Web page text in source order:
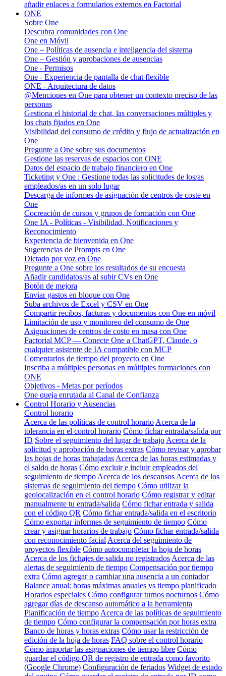
añadir enlaces a formularios externos en Factorial
ONE
Sobre One
Descubra comunidades con One
One en Móvil
One – Políticas de ausencia e inteligencia del sistema
One – Gestión y aprobaciones de ausencias
One - Permisos
One - Experiencia de pantalla de chat flexible
ONE - Arquitectura de datos
@Menciones en One para obtener un contexto preciso de las
personas
Gestiona el historial de chat, las conversaciones múltiples y
los chats fijados en One
Visibilidad del consumo de crédito y flujo de actualización en
One
Pregunte a One sobre sus documentos
Gestione las reservas de espacios con ONE
Datos del espacio de trabajo financiero en One
Ticketing y One : Gestione todas las solicitudes de los/as
empleados/as en un solo lugar
Descarga de informes de asignación de centros de coste en
One
Cocreación de cursos y grupos de formación con One
One IA - Políticas - Visibilidad, Notificaciones y
Reconocimiento
Experiencia de bienvenida en One
Sugerencias de Prompts en One
Dictado por voz en One
Pregunte a One sobre los resultados de su encuesta
Añadir candidatos/as al subir CVs en One
Botón de mejora
Enviar gastos en bloque con One
Suba archivos de Excel y CSV en One
Compartir recibos, facturas y documentos con One en móvil
Limitación de uso y monitoreo del consumo de One
Asignaciones de centros de costo en masa con One
Factorial MCP — Conecte One a ChatGPT, Claude, o
cualquier asistente de IA compatible con MCP
Comentarios de tiempo del proyecto en One
Inscriba a múltiples personas en múltiples formaciones con
ONE
Objetivos - Metas por períodos
One queja enrutada al Canal de Confianza
Control Horario y Ausencias
Control horario
Acerca de las políticas de control horario Acerca de la
tolerancia en el control horario Cómo fichar entrada/salida por
ID Sobre el seguimiento del lugar de trabajo Acerca de la
solicitud y aprobación de horas extras Cómo revisar y aprobar
las hojas de horas trabajadas Acerca de las horas estimadas y
el saldo de horas Cómo excluir e incluir empleados del
seguimiento de tiempo Acerca de los descansos Acerca de los
sistemas de seguimiento del tiempo Cómo utilizar la
geolocalización en el control horario Cómo registrar y editar
manualmente tu entrada/salida Cómo fichar entrada y salida
con el código QR Cómo fichar entrada/salida en el escritorio
Cómo exportar informes de seguimiento de tiempo Cómo
crear y asignar horarios de trabajo Cómo fichar entrada/salida
con reconocimiento facial Acerca del seguimiento de
proyectos flexible Cómo autocompletar la hoja de horas
Acerca de los fichajes de salida no registrados Acerca de las
alertas de seguimiento de tiempo Compensación por tiempo
extra Cómo agregar o cambiar una ausencia a un contador
Balance anual: horas máximas anuales vs tiempo planificado
Horarios especiales Cómo configurar turnos nocturnos Cómo
agregar días de descanso automático a la herramienta
Planificación de tiempo Acerca de las políticas de seguimiento
de tiempo Cómo configurar la compensación por horas extra
Banco de horas y horas extras Cómo usar la restricción de
edición de la hoja de horas FAQ sobre el control horario
Cómo importar las asignaciones de tiempo libre Cómo
guardar el código QR de registro de entrada como favorito
(Google Chrome) Configuración de feriados Widget de estado